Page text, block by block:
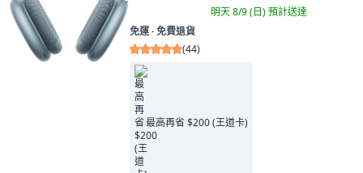
明天 8/9 (日)預計送達
免運 ∙ 免費退貨
(44)
最高再省 $200 (王道卡)